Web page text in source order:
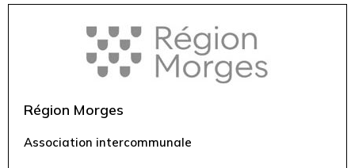
Région Morges
Association intercommunale